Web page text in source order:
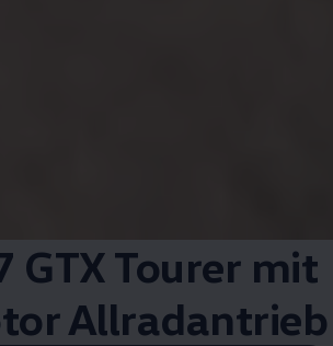
GTX Tourer mit
Allradantrieb